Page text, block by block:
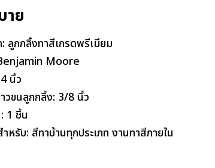
าย
: ลูกกลิ้งทาสีเกรดพรีเมียม
Moore
นิ้ว
วขนลูกกลิ้ง: 3/8 นิ้ว
1 ชิ้น
ำหรับ: สีทาบ้านทุกประเภท งานทาสีภายใน